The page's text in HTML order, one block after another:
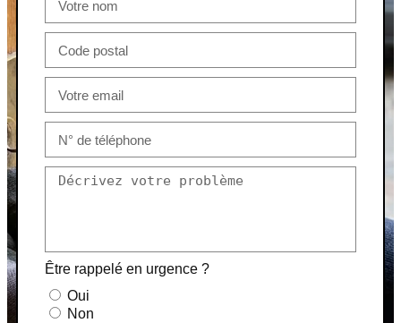
Être rappelé en urgence ?
Oui
Non